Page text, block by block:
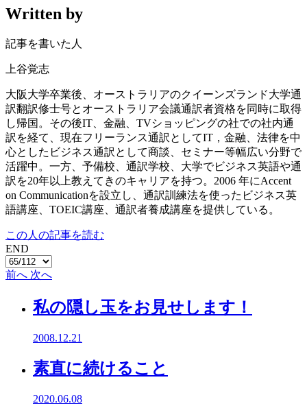
Written by
記事を書いた人
上谷覚志
大阪大学卒業後、オーストラリアのクイーンズランド大学通
訳翻訳修士号とオーストラリア会議通訳者資格を同時に取得
し帰国。その後IT、金融、TVショッピングの社での社内通
訳を経て、現在フリーランス通訳としてIT，金融、法律を中
心としたビジネス通訳として商談、セミナー等幅広い分野で
活躍中。一方、予備校、通訳学校、大学でビジネス英語や通
訳を20年以上教えてきのキャリアを持つ。2006 年にAccent
on Communicationを設立し、通訳訓練法を使ったビジネス英
語講座、TOEIC講座、通訳者養成講座を提供している。
この人の記事を読む
END
前へ 次へ
私の隠し玉をお見せします！
2008.12.21
素直に続けること
2020.06.08